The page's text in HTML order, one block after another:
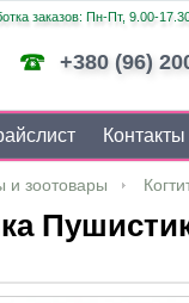
заказов: Пн-Пт, 9.00-
+380 (96)
Контакты
и зоотовары